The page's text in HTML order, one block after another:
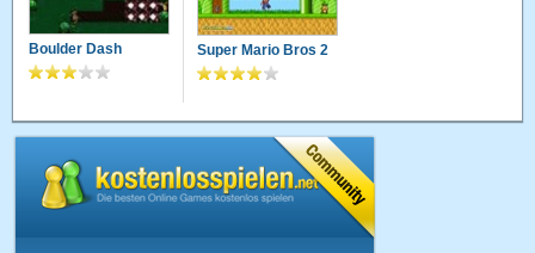
Boulder Dash Super Mario Bros 2